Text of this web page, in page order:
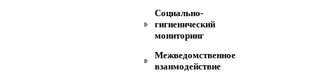
Социально-
гигиенический
мониторинг
Межведомственное
взаимодействие